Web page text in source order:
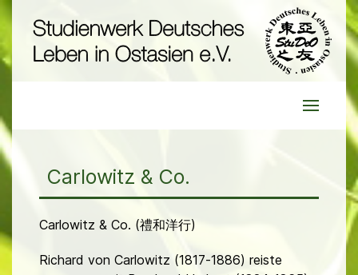
Carlowitz & Co.
Carlowitz & Co. (禮和洋行)
Richard von Carlowitz (1817-1886) reiste